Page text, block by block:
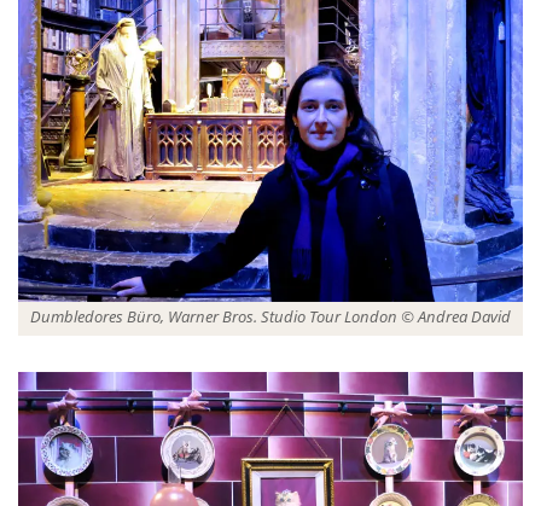
Dumbledores Büro, Warner Bros. Studio Tour London © Andrea David